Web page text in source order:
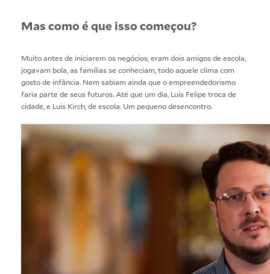
Mas como é que isso começou?
Muito antes de iniciarem os negócios, eram dois amigos de escola,
jogavam bola, as famílias se conheciam, todo aquele clima com
gosto de infância. Nem sabiam ainda que o empreendedorismo
faria parte de seus futuros. Até que um dia, Luis Felipe troca de
cidade, e Luis Kirch, de escola. Um pequeno desencontro.